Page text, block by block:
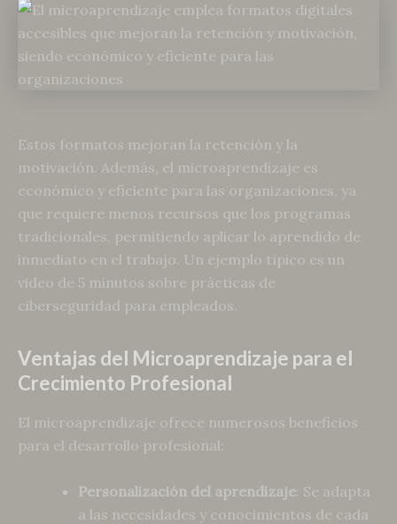
Estos formatos mejoran la retención y la
motivación. Además, el microaprendizaje es
económico y eficiente para las organizaciones, ya
que requiere menos recursos que los programas
tradicionales, permitiendo aplicar lo aprendido de
inmediato en el trabajo. Un ejemplo típico es un
video de 5 minutos sobre prácticas de
ciberseguridad para empleados.
Ventajas del Microaprendizaje para el
Crecimiento Profesional
El microaprendizaje ofrece numerosos beneficios
para el desarrollo profesional:
Personalización del aprendizaje: Se adapta
a las necesidades y conocimientos de cada